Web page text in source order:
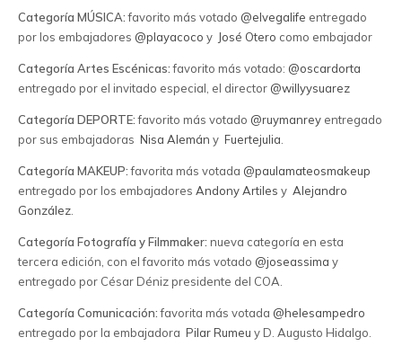
Categoría MÚSICA:favorito más votado @elvegalife entregado
por los embajadores @playacoco y José Otero como embajador
Categoría Artes Escénicas:favorito más votado: @oscardorta
entregado por el invitado especial, el director @willyysuarez
Categoría DEPORTE:favorito más votado @ruymanrey entregado
por sus embajadoras Nisa Alemán y Fuertejulia
Categoría MAKEUP:favorita más votada @paulamateosmakeup
entregado por los embajadores Andony Artiles y Alejandro
González
Categoría Fotografía y Filmmaker: nueva categoría en esta
tercera edición, con el favorito más votado @joseassima y
entregado por César Déniz presidente del COA.
Categoría Comunicación:favorita más votada @helesampedro
entregado por la embajadora Pilar Rumeu y D. Augusto Hidalgo.